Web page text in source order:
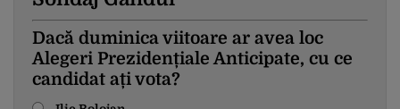
Dacă duminica viitoare ar avea loc
Alegeri Prezidențiale Anticipate, cu ce
candidat ați vota?